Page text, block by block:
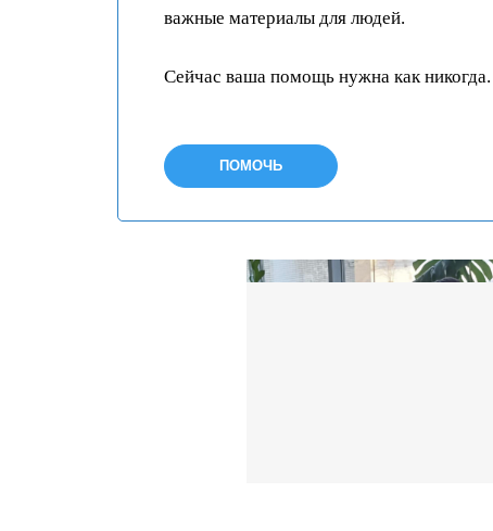
важные материалы для людей.
Сейчас ваша помощь нужна как никогда.
ПОМОЧЬ